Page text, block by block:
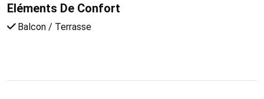
Eléments De Confort
Balcon / Terrasse